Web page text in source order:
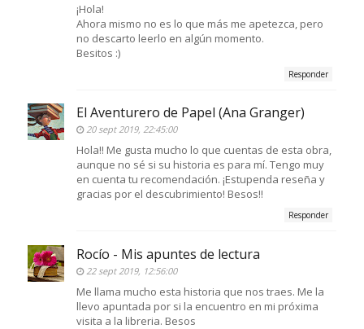
¡Hola!
Ahora mismo no es lo que más me apetezca, pero
no descarto leerlo en algún momento.
Besitos :)
Responder
El Aventurero de Papel (Ana Granger)
20 sept 2019, 22:45:00
Hola!! Me gusta mucho lo que cuentas de esta obra,
aunque no sé si su historia es para mí. Tengo muy
en cuenta tu recomendación. ¡Estupenda reseña y
gracias por el descubrimiento! Besos!!
Responder
Rocío - Mis apuntes de lectura
22 sept 2019, 12:56:00
Me llama mucho esta historia que nos traes. Me la
llevo apuntada por si la encuentro en mi próxima
visita a la libreria. Besos